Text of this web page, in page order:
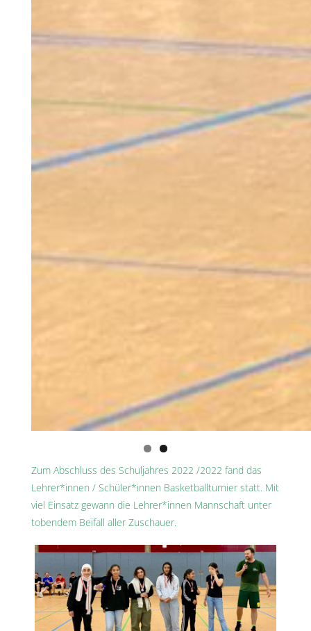
Zum Abschluss des Schuljahres 2022 /2022 fand das
Lehrer*innen / Schüler*innen Basketballturnier statt. Mit
viel Einsatz gewann die Lehrer*innen Mannschaft unter
tobendem Beifall aller Zuschauer.